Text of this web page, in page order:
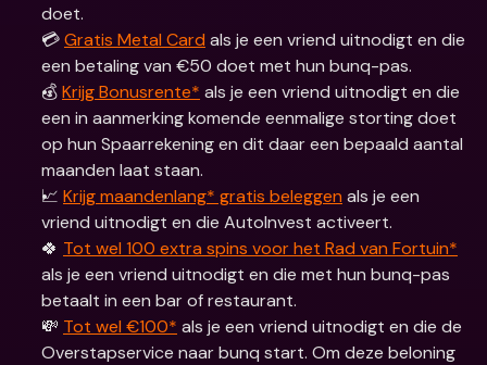
doet.
💳 Gratis Metal Card als je een vriend uitnodigt en die
een betaling van €50 doet met hun bunq-pas.
💰 Krijg Bonusrente* als je een vriend uitnodigt en die
een in aanmerking komende eenmalige storting doet
op hun Spaarrekening en dit daar een bepaald aantal
maanden laat staan.
📈 Krijg maandenlang* gratis beleggen als je een
vriend uitnodigt en die AutoInvest activeert.
🍀 Tot wel 100 extra spins voor het Rad van Fortuin*
als je een vriend uitnodigt en die met hun bunq-pas
betaalt in een bar of restaurant.
💸 Tot wel €100* als je een vriend uitnodigt en die de
Overstapservice naar bunq start. Om deze beloning